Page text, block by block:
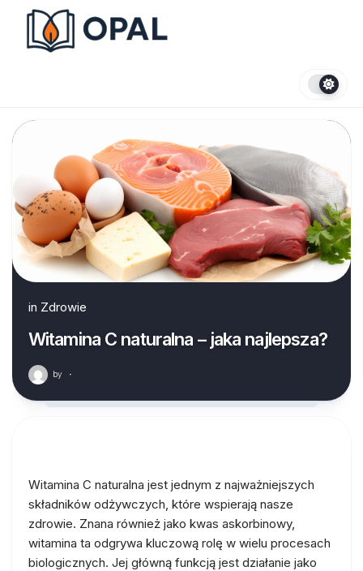
content
in Zdrowie
Witamina C naturalna – jaka najlepsza?
by ·
Witamina C naturalna jest jednym z najważniejszych
składników odżywczych, które wspierają nasze
zdrowie. Znana również jako kwas askorbinowy,
witamina ta odgrywa kluczową rolę w wielu procesach
biologicznych. Jej główną funkcją jest działanie jako